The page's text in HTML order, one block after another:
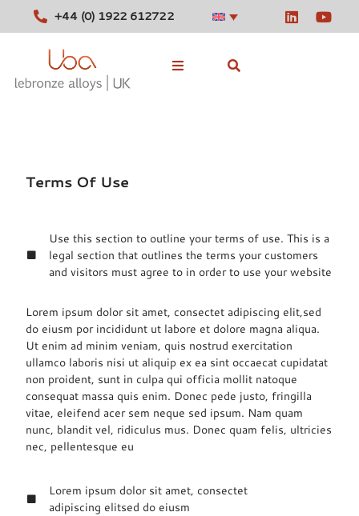
+44 (0) 1922 612722
Terms & Privacy
Terms Of Use
Use this section to outline your terms of use. This is a
legal section that outlines the terms your customers
and visitors must agree to in order to use your website
Lorem ipsum dolor sit amet, consectet adipiscing elit,sed
do eiusm por incididunt ut labore et dolore magna aliqua.
Ut enim ad minim veniam, quis nostrud exercitation
ullamco laboris nisi ut aliquip ex ea sint occaecat cupidatat
non proident, sunt in culpa qui officia mollit natoque
consequat massa quis enim. Donec pede justo, fringilla
vitae, eleifend acer sem neque sed ipsum. Nam quam
nunc, blandit vel, ridiculus mus. Donec quam felis, ultricies
nec, pellentesque eu
Lorem ipsum dolor sit amet, consectet
adipiscing elitsed do eiusm